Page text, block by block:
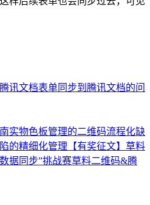
讯文档表单同步到腾讯文档的问
实物色板管理的二维码流程化缺
的精细化管理 【有奖征文】草料
据同步”挑战赛草料二维码&腾